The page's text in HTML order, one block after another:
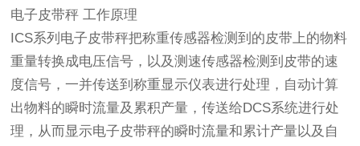
电子皮带秤 工作原理
ICS系列电子皮带秤把称重传感器检测到的皮带上的物料
重量转换成电压信号，以及测速传感器检测到皮带的速
度信号，一并传送到称重显示仪表进行处理，自动计算
出物料的瞬时流量及累积产量，传送给DCS系统进行处
理，从而显示电子皮带秤的瞬时流量和累计产量以及自